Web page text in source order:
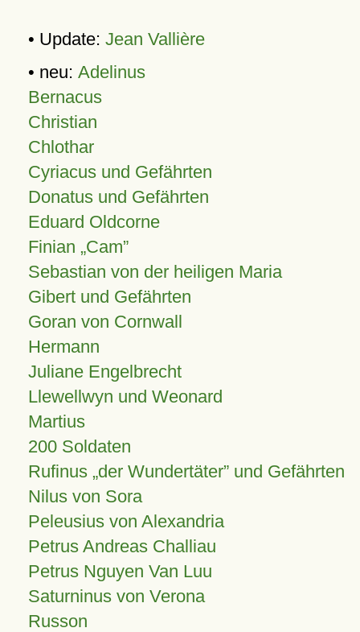
• Update: Jean Vallière
• neu: Adelinus
Bernacus
Christian
Chlothar
Cyriacus und Gefährten
Donatus und Gefährten
Eduard Oldcorne
Finian Cam
Sebastian von der heiligen Maria
Gibert und Gefährten
Goran von Cornwall
Hermann
Juliane Engelbrecht
Llewellwyn und Weonard
Martius
200 Soldaten
Rufinus „der Wundertäter” und Gefährten
Nilus von Sora
Peleusius von Alexandria
Petrus Andreas Challiau
Petrus Nguyen Van Luu
Saturninus von Verona
Russon